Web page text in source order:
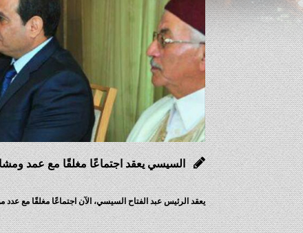
السيسي يعقد اجتماعًا مغلقًا مع عمد
يعقد الرئيس عبد الفتاح السيسي، الآن اجتماعًا مغلقًا مع